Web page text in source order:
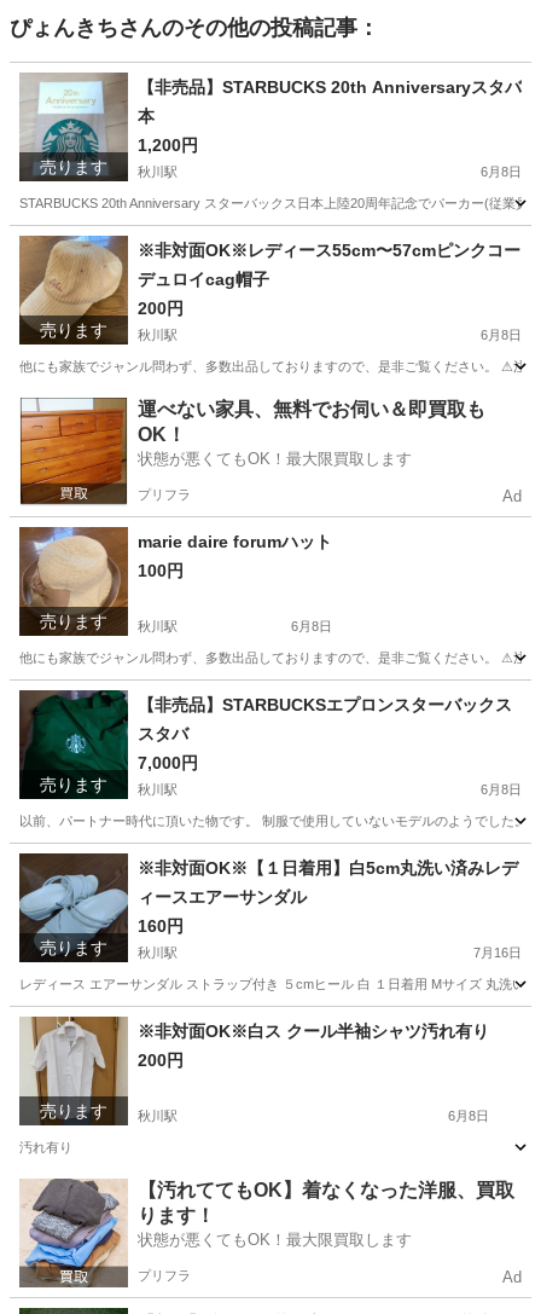
ぴょんきちさんのその他の投稿記事：
売ります
【非売品】STARBUCKS 20th Anniversaryスタバ
本
1,200円
秋川駅 6月8日
STARBUCKS 20th Anniversary スターバックス日本上陸20周年記念でパーカー(従業
東京 あきる野市 秋川駅 本/CD/DVD
売ります
※非対面OK※レディース55cm〜57cmピンクコー
デュロイcag帽子
200円
秋川駅 6月8日
他にも家族でジャンル問わず、多数出品しておりますので、是非ご覧ください。 ⚠注
東京 あきる野市 秋川駅 小物 ピンク
運べない家具、無料でお伺い＆即買取も
OK！
状態が悪くてもOK！最大限買取します
プリフラ Ad
売ります
marie daire forumハット
100円
秋川駅 6月8日
他にも家族でジャンル問わず、多数出品しておりますので、是非ご覧ください。 ⚠注
東京 あきる野市 秋川駅
売ります
【非売品】STARBUCKSエプロンスターバックス
スタバ
7,000円
秋川駅 6月8日
以前、パートナー時代に頂いた物です。 制服で使用していないモデルのようでした
東京 あきる野市 秋川駅 その他 時代
売ります
※非対面OK※【１日着用】白5cm丸洗い済みレデ
ィースエアーサンダル
160円
秋川駅 7月16日
レディース エアーサンダル ストラップ付き ５cmヒール 白 １日着用 Mサイズ 丸洗
東京 あきる野市 秋川駅 靴 エアー
売ります
※非対面OK※白ス クール半袖シャツ汚れ有り
200円
秋川駅 6月8日
汚れ有り
東京 あきる野市 秋川駅 シャツ 汚れ
【汚れててもOK】着なくなった洋服、買取
ります！
状態が悪くてもOK！最大限買取します
プリフラ Ad